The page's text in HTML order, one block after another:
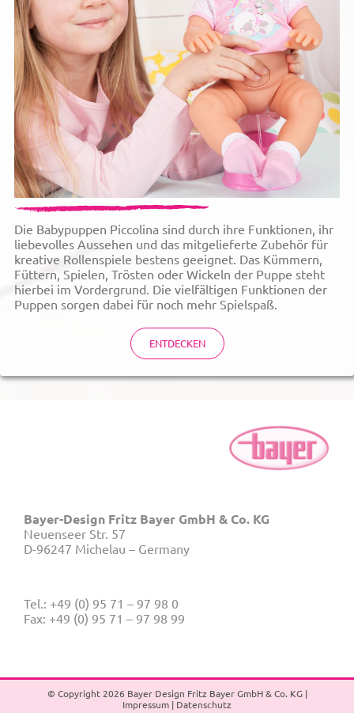
Die Babypuppen Piccolina sind durch ihre Funktionen, ihr
liebevolles Aussehen und das mitgelieferte Zubehör für
kreative Rollenspiele bestens geeignet. Das Kümmern,
Füttern, Spielen, Trösten oder Wickeln der Puppe steht
hierbei im Vordergrund. Die vielfältigen Funktionen der
Puppen sorgen dabei für noch mehr Spielspaß.
ENTDECKEN
Bayer-Design Fritz Bayer GmbH & Co. KG
Neuenseer Str. 57
D-96247 Michelau – Germany
Tel.: +49 (0) 95 71 – 97 98 0
Fax: +49 (0) 95 71 – 97 98 99
© Copyright 2026 Bayer Design Fritz Bayer GmbH & Co. KG |
Impressum | Datenschutz